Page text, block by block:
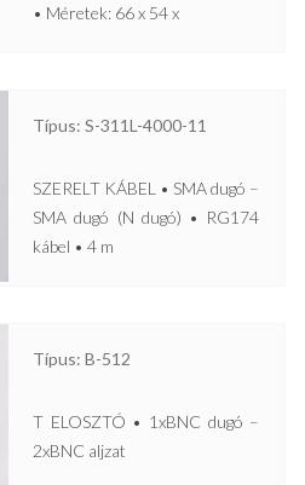
• Méretek: 66 x 54 x
Típus: S-311L-4000-11
SZERELT KÁBEL • SMA dugó –
SMA dugó (N dugó) • RG174
kábel • 4 m
Típus: B-512
T ELOSZTÓ • 1xBNC dugó –
2xBNC aljzat